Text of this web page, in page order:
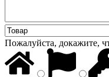
Пожалуйста, докажите,